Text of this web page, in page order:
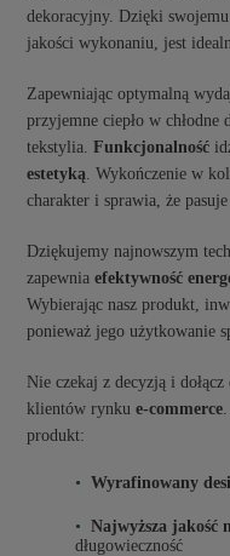
dekoracyjny. Dzięki
jakości wykonaniu, jest
Zapewniając optymalną
przyjemne ciepło w
tekstylia.Funkcjonalność
estetyką . Wykończenie w
charakter i sprawia, że
Dziękujemy najnowszym
zapewniaefektywność
Wybierając nasz produkt,
ponieważ jego użytkowanie
Nie czekaj z decyzją i
klientów rynkue-commerce
produkt:
Wyrafinowany
Najwyższa jakość
długowieczność